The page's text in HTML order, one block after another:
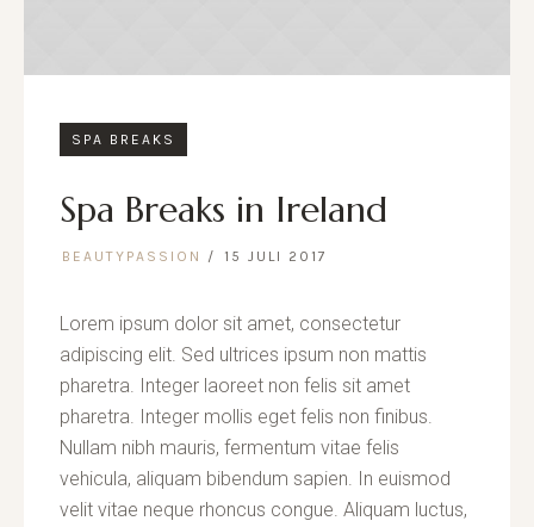
SPA BREAKS
Spa Breaks in Ireland
BEAUTYPASSION 15 JULI 2017
Lorem ipsum dolor sit amet, consectetur
adipiscing elit. Sed ultrices ipsum non mattis
pharetra. Integer laoreet non felis sit amet
pharetra. Integer mollis eget felis non finibus.
Nullam nibh mauris, fermentum vitae felis
vehicula, aliquam bibendum sapien. In euismod
velit vitae neque rhoncus congue. Aliquam luctus,